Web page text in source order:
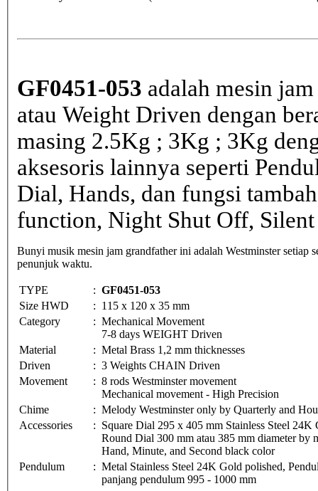
GF0451-053 adalah mesin
atau Weight Driven dengan
masing 2.5Kg ; 3Kg ; 3Kg
aksesoris lainnya seperti
Dial, Hands, dan fungsi
function, Night Shut Off,
Bunyi musik mesin jam grandfather ini adalah Westminster setiap
penunjuk waktu.
TYPE : GF0451-053
Size HWD
: 115 x 120 x 35 mm
Category
: Mechanical Movement
7-8 days WEIGHT Driven
Material
: Metal Brass 1,2 mm thicknesses
Driven
: 3 Weights CHAIN Driven
Movement
: 8 rods Westminster movement
Mechanical movement - High Precision
Chime
: Melody Westminster only by Quarterly and
Accessories
: Square Dial 295 x 405 mm Stainless Steel
Round Dial 300 mm atau 385 mm diameter by
Hand, Minute, and Second black color
Pendulum
: Metal Stainless Steel 24K Gold polished,
panjang pendulum 995 - 1000 mm